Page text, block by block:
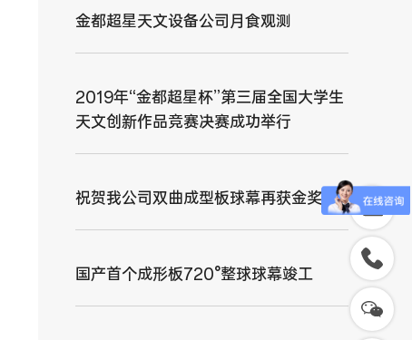
金都超星天文设备公司月食观测
2019年“金都超星杯”第三届全国大学生
天文创新作品竞赛决赛成功举行
祝贺我公司双曲成型板球幕再获金奖
国产首个成形板720°整球球幕竣工